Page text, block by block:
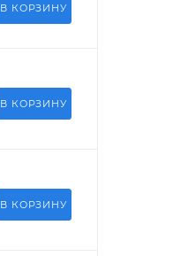
В КОРЗИНУ
В КОРЗИНУ
В КОРЗИНУ